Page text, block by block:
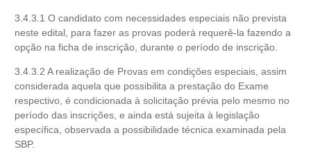
3.4.3.1 O candidato com necessidades especiais não prevista
neste edital, para fazer as provas poderá requerê-la fazendo a
opção na ficha de inscrição, durante o período de inscrição.
3.4.3.2 A realização de Provas em condições especiais, assim
considerada aquela que possibilita a prestação do Exame
respectivo, é condicionada à solicitação prévia pelo mesmo no
período das inscrições, e ainda está sujeita à legislação
específica, observada a possibilidade técnica examinada pela
SBP.